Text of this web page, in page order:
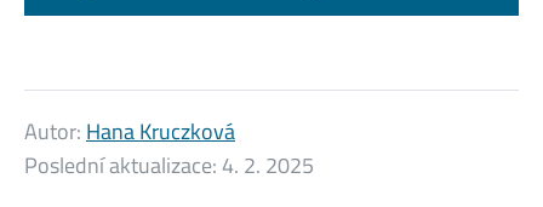
Autor: Hana Kruczková
Poslední aktualizace:4. 2. 2025